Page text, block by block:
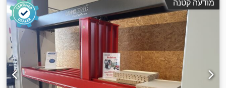
מודעה קטנה